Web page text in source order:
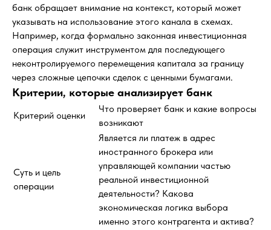
банк обращает внимание на контекст, который может
указывать на использование этого канала в схемах.
Например, когда формально законная инвестиционная
операция служит инструментом для последующего
неконтролируемого перемещения капитала за границу
через сложные цепочки сделок с ценными бумагами.
Критерии, которые анализирует банк
Критерий оценки
Что проверяет банк и какие вопросы
возникают
Суть и цель
операции
Является ли платеж в адрес
иностранного брокера или
управляющей компании частью
реальной инвестиционной
деятельности? Какова
экономическая логика выбора
именно этого контрагента и актива?